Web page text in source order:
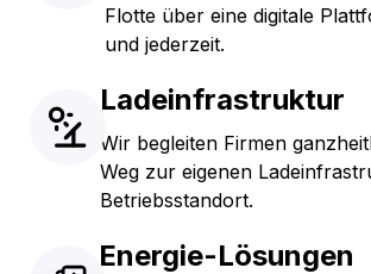
Flotte über eine digitale
und jederzeit.
Ladeinfrastruktur
Wir begleiten Firmen
Weg zur eigenen
Betriebsstandort.
Energie-Lösungen